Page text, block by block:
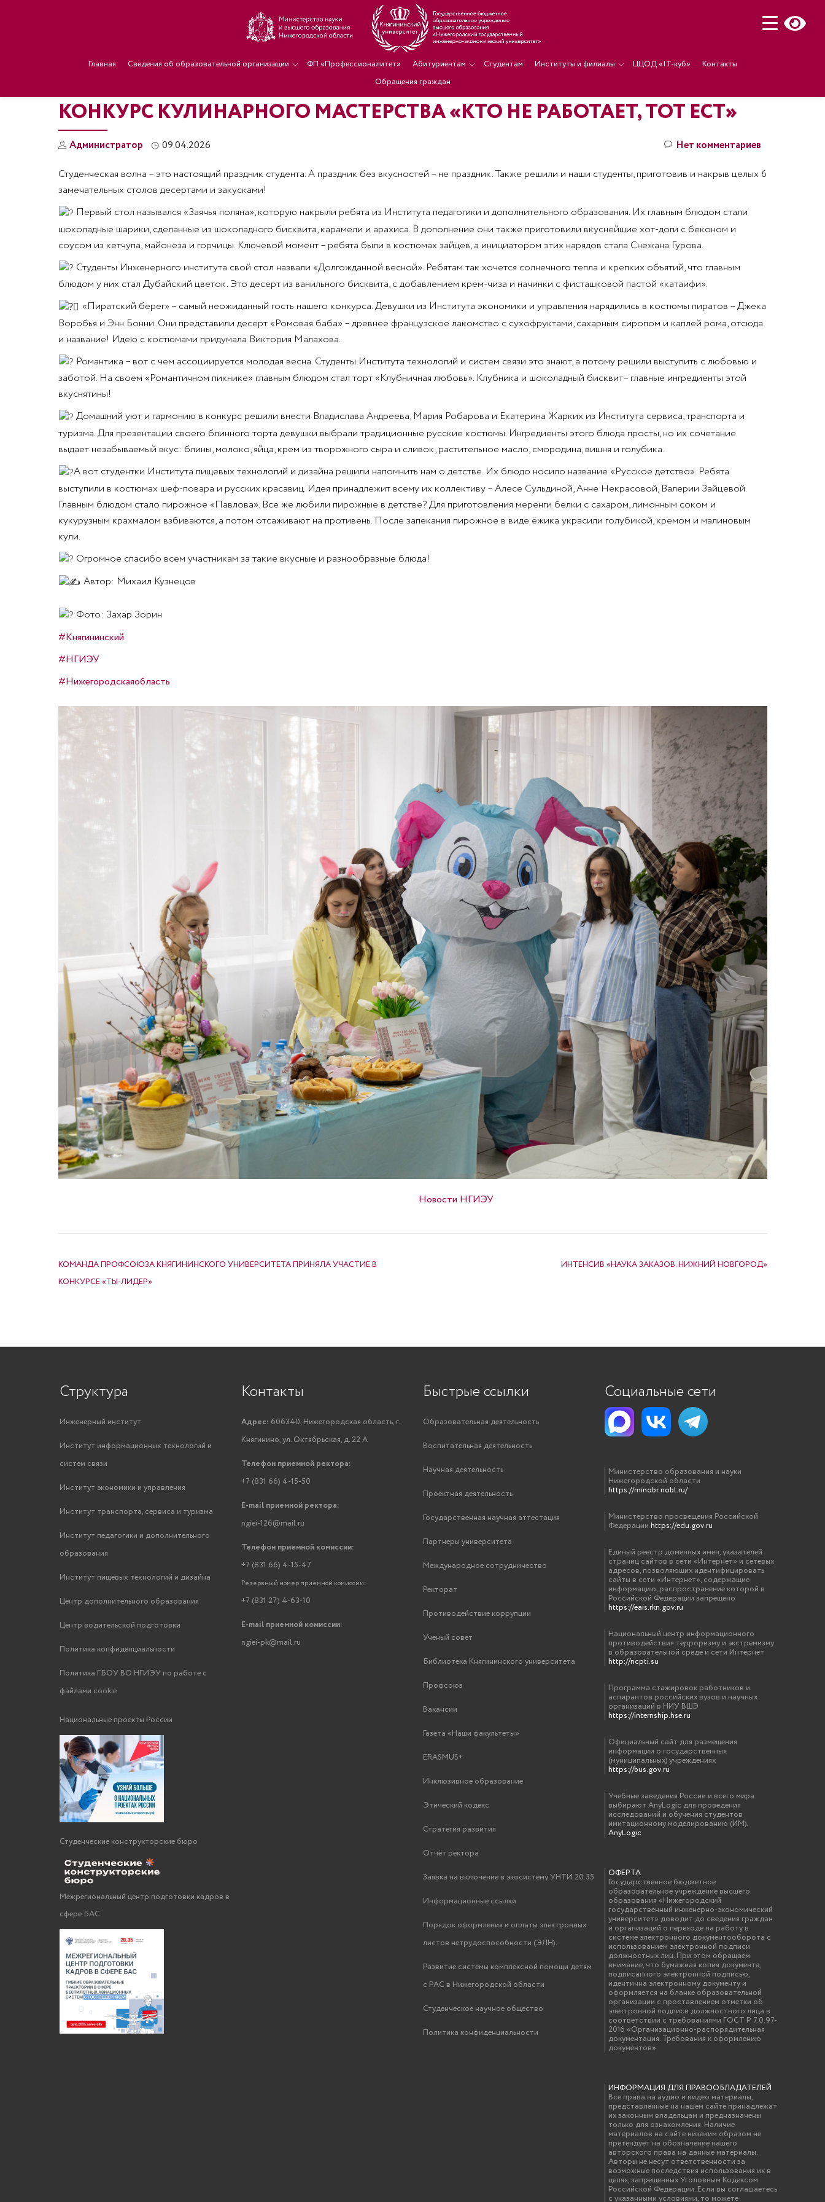
Главная Сведения об образовательной организации ФП «Профессионалитет» Абитуриентам Студентам Институты и филиалы ЦЦОД «IT-куб»
Контакты
Обращения граждан
КОНКУРС КУЛИНАРНОГО МАСТЕРСТВА «КТО НЕ РАБОТАЕТ, ТОТ ЕСТ»
Администратор 09.04.2026 Нет комментариев
Студенческая волна – это настоящий праздник студента. А праздник без вкусностей – не праздник. Также решили и наши студенты, приготовив и накрыв целых 6
замечательных столов десертами и закусками!
Первый стол назывался «Заячья поляна», которую накрыли ребята из Института педагогики и дополнительного образования. Их главным блюдом стали
шоколадные шарики, сделанные из шоколадного бисквита, карамели и арахиса. В дополнение они также приготовили вкуснейшие хот-доги с беконом и
соусом из кетчупа, майонеза и горчицы. Ключевой момент – ребята были в костюмах зайцев, а инициатором этих нарядов стала Снежана Гурова.
Студенты Инженерного института свой стол назвали «Долгожданной весной». Ребятам так хочется солнечного тепла и крепких объятий, что главным
блюдом у них стал Дубайский цветок. Это десерт из ванильного бисквита, с добавлением крем-чиза и начинки с фисташковой пастой «катаифи».
«Пиратский берег» – самый неожиданный гость нашего конкурса. Девушки из Института экономики и управления нарядились в костюмы пиратов – Джека
Воробья и Энн Бонни. Они представили десерт «Ромовая баба» – древнее французское лакомство с сухофруктами, сахарным сиропом и каплей рома, отсюда
и название! Идею с костюмами придумала Виктория Малахова.
Романтика – вот с чем ассоциируется молодая весна. Студенты Института технологий и систем связи это знают, а потому решили выступить с любовью и
заботой. На своем «Романтичном пикнике» главным блюдом стал торт «Клубничная любовь». Клубника и шоколадный бисквит– главные ингредиенты этой
вкуснятины!
Домашний уют и гармонию в конкурс решили внести Владислава Андреева, Мария Робарова и Екатерина Жарких из Института сервиса, транспорта и
туризма. Для презентации своего блинного торта девушки выбрали традиционные русские костюмы. Ингредиенты этого блюда просты, но их сочетание
выдает незабываемый вкус: блины, молоко, яйца, крем из творожного сыра и сливок, растительное масло, смородина, вишня и голубика.
А вот студентки Института пищевых технологий и дизайна решили напомнить нам о детстве. Их блюдо носило название «Русское детство». Ребята
выступили в костюмах шеф-повара и русских красавиц. Идея принадлежит всему их коллективу – Алесе Сульдиной, Анне Некрасовой, Валерии Зайцевой.
Главным блюдом стало пирожное «Павлова». Все же любили пирожные в детстве? Для приготовления меренги белки с сахаром, лимонным соком и
кукурузным крахмалом взбиваются, а потом отсаживают на противень. После запекания пирожное в виде ёжика украсили голубикой, кремом и малиновым
кули.
Огромное спасибо всем участникам за такие вкусные и разнообразные блюда!
Автор: Михаил Кузнецов
Фото: Захар Зорин
#Княгининский
#НГИЭУ
#Нижегородскаяобласть
Новости НГИЭУ
КОМАНДА ПРОФСОЮЗА КНЯГИНИНСКОГО УНИВЕРСИТЕТА ПРИНЯЛА УЧАСТИЕ В
КОНКУРСЕ «ТЫ-ЛИДЕР»
ИНТЕНСИВ «НАУКА ЗАКАЗОВ. НИЖНИЙ НОВГОРОД»
Структура
Инженерный институт
Институт информационных технологий и
систем связи
Институт экономики и управления
Институт транспорта, сервиса и туризма
Институт педагогики и дополнительного
образования
Институт пищевых технологий и дизайна
Центр дополнительного образования
Центр водительской подготовки
Политика конфиденциальности
Политика ГБОУ ВО НГИЭУ по работе с
файлами cookie
Национальные проекты России
Студенческие конструкторские бюро
Межрегиональный центр подготовки кадров в
сфере БАС
Контакты
Адрес: 606340, Нижегородская область, г.
Княгинино, ул. Октябрьская, д. 22 А
Телефон приемной ректора:
+7 (831 66) 4-15-50
E-mail приемной ректора:
ngiei-126@mail.ru
Телефон приемной комиссии:
+7 (831 66) 4-15-47
Резервный номер приемной комиссии:
+7 (831 27) 4-63-10
E-mail приемной комиссии:
ngiei-pk@mail.ru
Быстрые ссылки
Образовательная деятельность
Воспитательная деятельность
Научная деятельность
Проектная деятельность
Государственная научная аттестация
Партнеры университета
Международное сотрудничество
Ректорат
Противодействие коррупции
Ученый совет
Библиотека Княгининского университета
Профсоюз
Вакансии
Газета «Наши факультеты»
ERASMUS+
Инклюзивное образование
Этический кодекс
Стратегия развития
Отчёт ректора
Заявка на включение в экосистему УНТИ 20.35
Информационные ссылки
Порядок оформления и оплаты электронных
листов нетрудоспособности (ЭЛН).
Развитие системы комплексной помощи детям
с РАС в Нижегородской области
Студенческое научное общество
Политика конфиденциальности
Социальные сети
Министерство образования и науки
Нижегородской области
https://minobr.nobl.ru/
Министерство просвещения Российской
Федерации https://edu.gov.ru
Единый реестр доменных имен, указателей
страниц сайтов в сети «Интернет» и сетевых
адресов, позволяющих идентифицировать
сайты в сети «Интернет», содержащие
информацию, распространение которой в
Российской Федерации запрещено
https://eais.rkn.gov.ru
Национальный центр информационного
противодействия терроризму и экстремизму
в образовательной среде и сети Интернет
http://ncpti.su
Программа стажировок работников и
аспирантов российских вузов и научных
организаций в НИУ ВШЭ
https://internship.hse.ru
Официальный сайт для размещения
информации о государственных
(муниципальных) учреждениях
https://bus.gov.ru
Учебные заведения России и всего мира
выбирают AnyLogic для проведения
исследований и обучения студентов
имитационному моделированию (ИМ).
AnyLogic
ОФЕРТА
Государственное бюджетное
образовательное учреждение высшего
образования «Нижегородский
государственный инженерно-экономический
университет» доводит до сведения граждан
и организаций о переходе на работу в
системе электронного документооборота с
использованием электронной подписи
должностных лиц. При этом обращаем
внимание, что бумажная копия документа,
подписанного электронной подписью,
идентична электронному документу и
оформляется на бланке образовательной
организации с проставлением отметки об
электронной подписи должностного лица в
соответствии с требованиями ГОСТ Р 7.0.97-
2016 «Организационно-распорядительная
документация. Требования к оформлению
документов»
ИНФОРМАЦИЯ ДЛЯ ПРАВООБЛАДАТЕЛЕЙ
Все права на аудио и видео материалы,
представленные на нашем сайте принадлежат
их законным владельцам и предназначены
только для ознакомления. Наличие
материалов на сайте никаким образом не
претендует на обозначение нашего
авторского права на данные материалы.
Авторы не несут ответственности за
возможные последствия использования их в
целях, запрещенных Уголовным Кодексом
Российской Федерации. Если вы соглашаетесь
с указанными условиями, то можете